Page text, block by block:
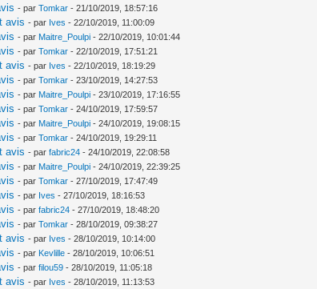
- parTomkar - 21/10/2019, 18:57:16
avis - par Ives - 22/10/2019, 11:00:09
- par Maitre_Poulpi - 22/10/2019, 10:01:44
- parTomkar - 22/10/2019, 17:51:21
avis - par Ives - 22/10/2019, 18:19:29
- parTomkar - 23/10/2019, 14:27:53
- par Maitre_Poulpi - 23/10/2019, 17:16:55
- parTomkar - 24/10/2019, 17:59:57
- par Maitre_Poulpi - 24/10/2019, 19:08:15
- parTomkar - 24/10/2019, 19:29:11
avis - parfabric24 - 24/10/2019, 22:08:58
- par Maitre_Poulpi - 24/10/2019, 22:39:25
- parTomkar - 27/10/2019, 17:47:49
- par Ives - 27/10/2019, 18:16:53
- parfabric24 - 27/10/2019, 18:48:20
- parTomkar - 28/10/2019, 09:38:27
avis - par Ives - 28/10/2019, 10:14:00
- par Kevlille - 28/10/2019, 10:06:51
- parfilou59 - 28/10/2019, 11:05:18
avis - par Ives - 28/10/2019, 11:13:53